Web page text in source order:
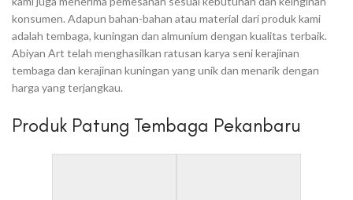
konsumen. Adapun bahan-bahan atau material dari produk kami
adalah tembaga, kuningan dan almunium dengan kualitas terbaik.
Abiyan Art telah menghasilkan ratusan karya seni kerajinan
tembaga dan kerajinan kuningan yang unik dan menarik dengan
harga yang terjangkau.
Produk Patung Tembaga Pekanbaru